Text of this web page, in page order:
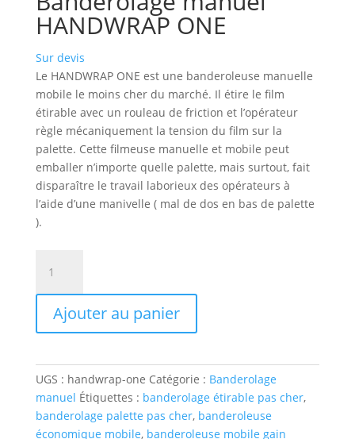
HANDWRAP ONE
Sur devis
Le HANDWRAP ONE est une banderoleuse manuelle
mobile le moins cher du marché. Il étire le film
étirable avec un rouleau de friction et l’opérateur
règle mécaniquement la tension du film sur la
palette. Cette filmeuse manuelle et mobile peut
emballer n’importe quelle palette, mais surtout, fait
disparaître le travail laborieux des opérateurs à
l’aide d’une manivelle ( mal de dos en bas de palette
).
Banderolage
manuel
HANDWRAP
Ajouter au panier
UGS : handwrap-one Catégorie : Banderolage
manuel Étiquettes : banderolage étirable pas cher,
banderolage palette pas cher, banderoleuse
économique mobile, banderoleuse mobile gain